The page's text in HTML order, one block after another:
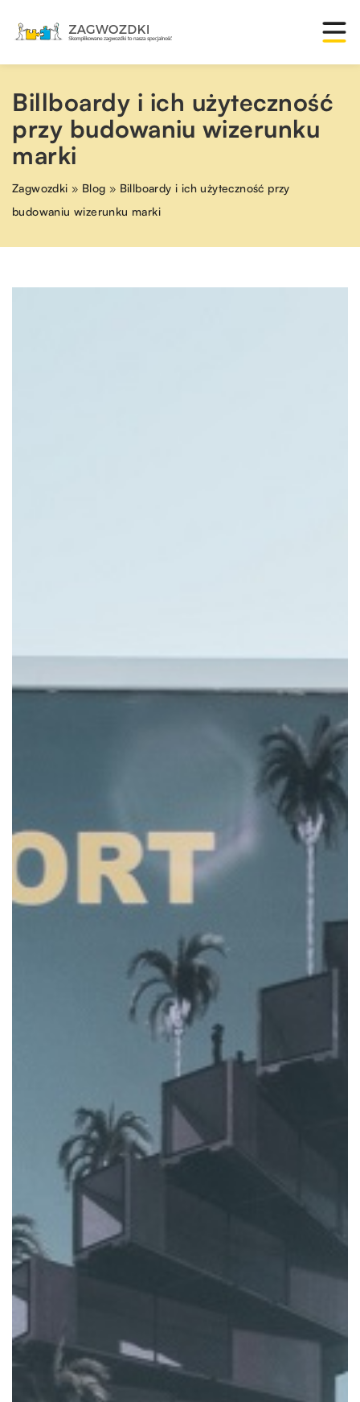
Billboardy i ich użyteczność
przy budowaniu wizerunku
marki
Zagwozdki » Blog » Billboardy i ich użyteczność przy
budowaniu wizerunku marki